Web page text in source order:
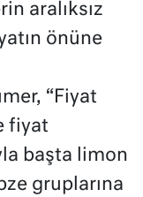
aralıksız
önüne
“Fiyat
fiyat
başta limon
gruplarına